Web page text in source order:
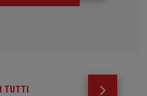
TUTTI